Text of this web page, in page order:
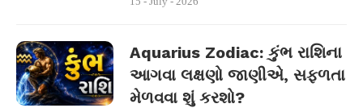
Aquarius Zodiac: કુંભ રાશિના
આગવા લક્ષણો જાણીએ, સફળતા
મેળવવા શું કરશો?